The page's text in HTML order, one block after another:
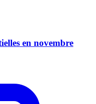
en novembre